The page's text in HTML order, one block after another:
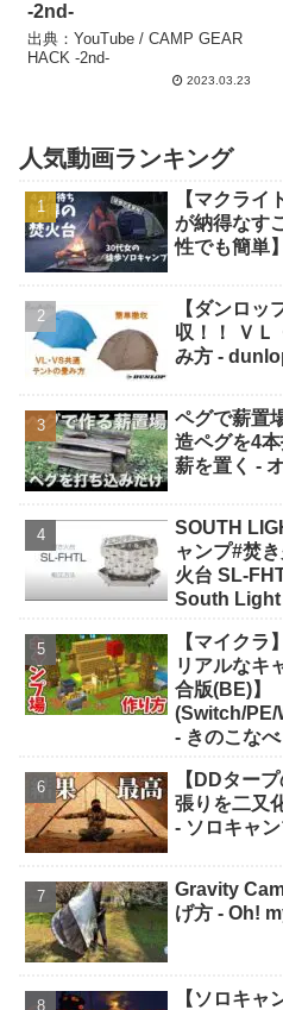
-2nd-
出典：YouTube / CAMP GEAR
HACK -2nd-
2023.03.23
人気動画ランキング
【マクライ
が納得なす
性でも簡単
【ダンロッ
収！！ ＶＬ
み方 -
ペグで薪置
造ペグを4
薪を置く -
SOUTH
ャンプ#焚
火台 SL-
South Light
【マイクラ
リアルなキ
合版(BE)】
(Switch/PE/
- きのこなべ
【DDター
張りを二又
- ソロキャ
Gravity
げ方 - Oh!
【ソロキャ